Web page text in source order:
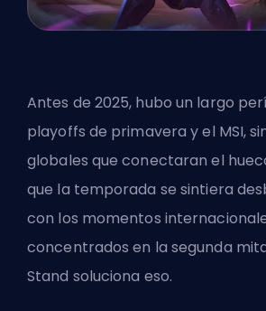
Antes de 2025, hubo un largo
playoffs de primavera y el MSI,
globales que conectaran el
que la temporada se sintiera
con los momentos
concentrados en la segunda
Stand soluciona eso.